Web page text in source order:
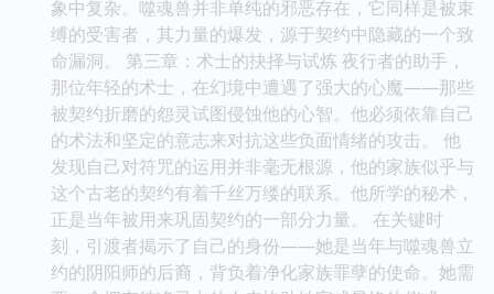
象中复杂。噬魂兽并非单纯的邪恶存在，它同样是被束
缚的受害者，其力量的爆发，源于契约中隐藏的一个致
命漏洞。 第三章：术士的抉择与试炼 夜行者的助手，
那位年轻的术士，在幻境中遭遇了强大的心魔——那些
被契约折磨的怨灵试图侵蚀他的心智。他必须依靠自己
的术法和坚定的意志来对抗这些负面情绪的攻击。 他
发现自己对符咒的运用并非毫无根源，他的家族似乎与
这个古老的契约有着千丝万缕的联系。他所学的秘术，
正是当年被用来巩固契约的一部分力量。 在关键时
刻，引渡者揭示了自己的身份——她是当年与噬魂兽立
约的阴阳师的后裔，背负着净化家族罪孽的使命。她需